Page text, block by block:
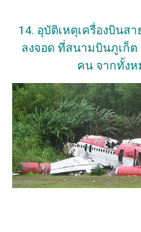
14. อุบัติเหตุเครื่องบิน
ลงจอด ที่สนามบินภูเก็ต
คน จากทั้ง